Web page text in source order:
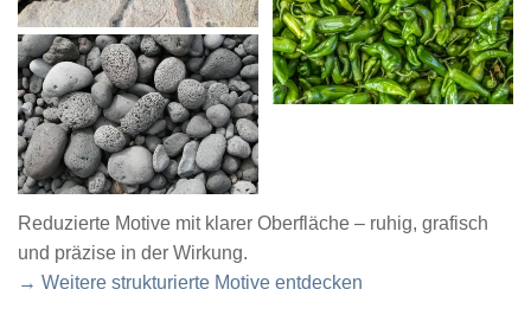
Reduzierte Motive mit klarer Oberfläche – ruhig, grafisch
und präzise in der Wirkung.
→ Weitere strukturierte Motive entdecken